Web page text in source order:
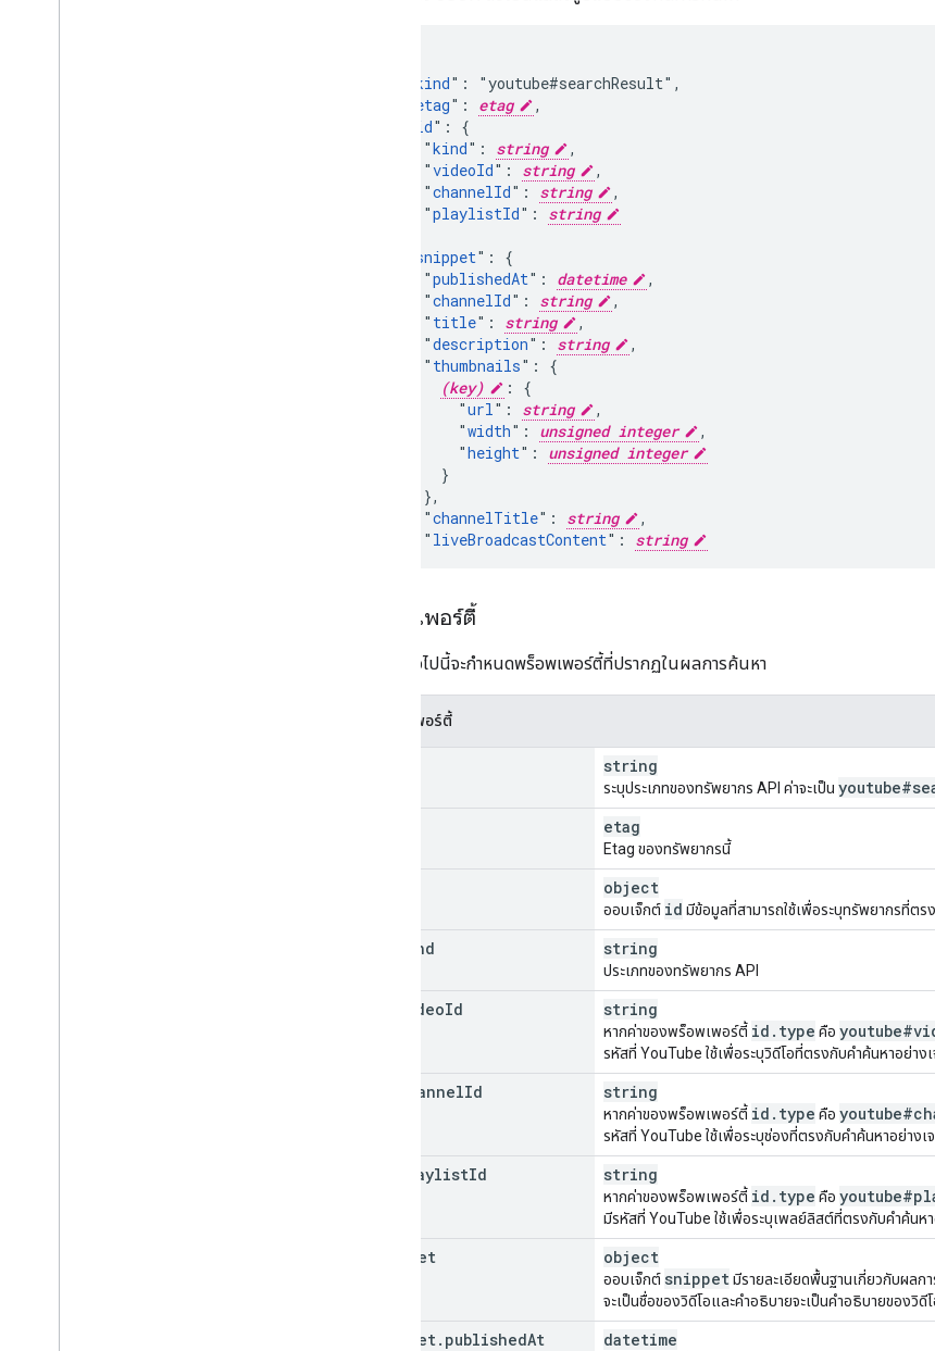
kind": "youtube#searchResult",
etag": etag
,
id": {
    "
kind": string
,
    "
videoId": string
,
    "
channelId": string
,
    "
playlistId": string
snippet": {
    "
publishedAt": datetime
,
    "
channelId": string
,
    "
title": string
,
    "
description": string
,
    "
thumbnails": {
(key)
: {
        "
url": string
,
        "
width": unsigned integer
,
        "
height": unsigned integer
      }
    },
    "
channelTitle": string
,
    "
liveBroadcastContent": string
พร็อพเพอร์ตี้
ตารางต่อไปนี้จะกำหนดพร็อพเพอร์ตี้ที่ปรากฏในผลการค้นหา
พร็อพเพอร์ตี้
string
ระบุประเภทของทรัพยากร API ค่าจะเป็น
etag
Etag ของทรัพยากรนี้
object
ออบเจ็กต์ id มีข้อมูลที่สามารถใช้เพื่อระบุทรัพยากรที่ตร
kind string
ประเภทของทรัพยากร API
videoId string
หากค่าของพร็อพเพอร์ตี้ id . type คือ
รหัสที่ YouTube ใช้เพื่อระบุวิดีโอที่ตรงกับคำค้นหาอย่างเ
channelId string
หากค่าของพร็อพเพอร์ตี้ id . type คือ
รหัสที่ YouTube ใช้เพื่อระบุช่องที่ตรงกับคำค้นหาอย่างเจ
playlistId string
หากค่าของพร็อพเพอร์ตี้ id . type คือ
มีรหัสที่ YouTube ใช้เพื่อระบุเพลย์ลิสต์ที่ตรงกับคำค้นหา
snippet object
ออบเจ็กต์ snippetมีรายละเอียดพื้นฐานเกี่ยวกับผลก
จะเป็นชื่อของวิดีโอและคำอธิบายจะเป็นคำอธิบายของวิดี
snippet. publishedAt datetime